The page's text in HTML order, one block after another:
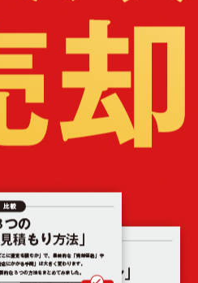
数を記録し、1975年の第
以下です。
予測されており、子育て
えられます。
ることも4LDKのマンシ
1つです。
報システムで調査したと